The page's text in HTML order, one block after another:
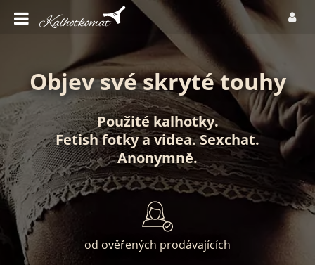
Objev své skryté touhy
Použité kalhotky.
Fetish fotkyavidea.Sexchat.
Anonymně.
od ověřených prodávajících